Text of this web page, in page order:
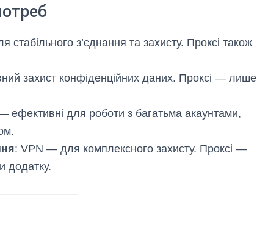
з’єднання та захисту. Проксі також
захист конфіденційних даних. Проксі — лише
ефективні для роботи з багатьма акаунтами,
: VPN — для комплексного захисту. Проксі —
додатку.